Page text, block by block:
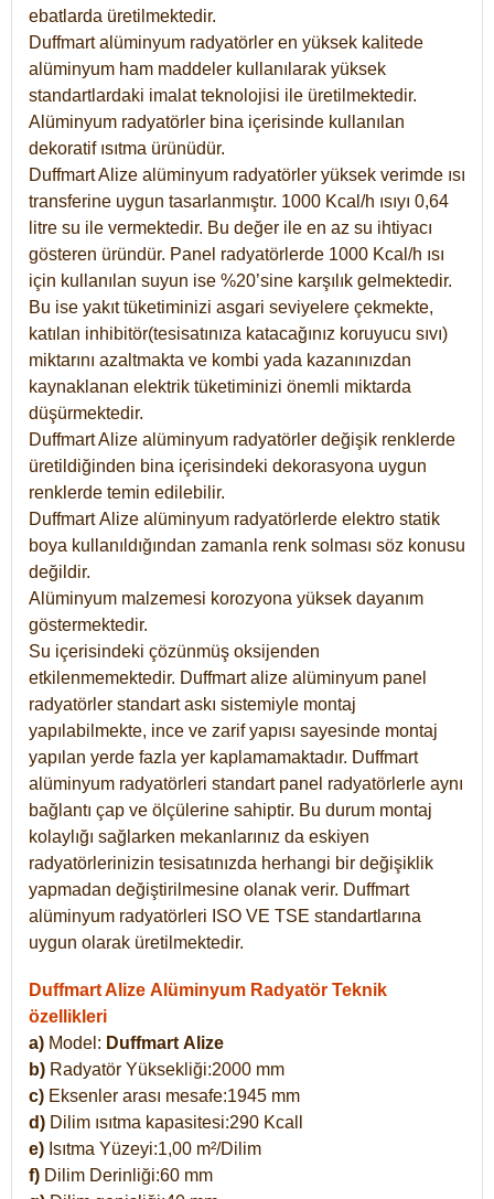
ebatlarda üretilmektedir.
Duffmart alüminyum radyatörler en yüksek kalitede
alüminyum ham maddeler kullanılarak yüksek
standartlardaki imalat teknolojisi ile üretilmektedir.
Alüminyum radyatörler bina içerisinde kullanılan
dekoratif ısıtma ürünüdür.
Duffmart Alize alüminyum radyatörler yüksek verimde ısı
transferine uygun tasarlanmıştır. 1000 Kcal/h ısıyı 0,64
litre su ile vermektedir. Bu değer ile en az su ihtiyacı
gösteren üründür. Panel radyatörlerde 1000 Kcal/h ısı
için kullanılan suyun ise %20’sine karşılık gelmektedir.
Bu ise yakıt tüketiminizi asgari seviyelere çekmekte,
katılan inhibitör(tesisatınıza katacağınız koruyucu sıvı)
miktarını azaltmakta ve kombi yada kazanınızdan
kaynaklanan elektrik tüketiminizi önemli miktarda
düşürmektedir.
Duffmart Alize alüminyum radyatörler değişik renklerde
üretildiğinden bina içerisindeki dekorasyona uygun
renklerde temin edilebilir.
DuffmartAlize alüminyum radyatörlerde elektro statik
boya kullanıldığından zamanla renk solması söz konusu
değildir.
Alüminyum malzemesi korozyona yüksek dayanım
göstermektedir.
Su içerisindeki çözünmüş oksijenden
etkilenmemektedir. Duffmart alize alüminyum panel
radyatörler standart askı sistemiyle montaj
yapılabilmekte, ince ve zarif yapısı sayesinde montaj
yapılan yerde fazla yer kaplamamaktadır. Duffmart
alüminyum radyatörleri standart panel radyatörlerle aynı
bağlantı çap ve ölçülerine sahiptir. Bu durum montaj
kolaylığı sağlarken mekanlarınız da eskiyen
radyatörlerinizin tesisatınızda herhangi bir değişiklik
yapmadan değiştirilmesine olanak verir. Duffmart
alüminyum radyatörleri ISO VE TSE standartlarına
uygun olarak üretilmektedir.
Duffmart Alize Alüminyum Radyatör Teknik
özellikleri
a) Model: Duffmart Alize
b) Radyatör Yüksekliği:2000 mm
c) Eksenler arası mesafe:1945 mm
d) Dilim ısıtma kapasitesi:290 Kcall
e) Isıtma Yüzeyi:1,00 m²/Dilim
f) Dilim Derinliği:60 mm